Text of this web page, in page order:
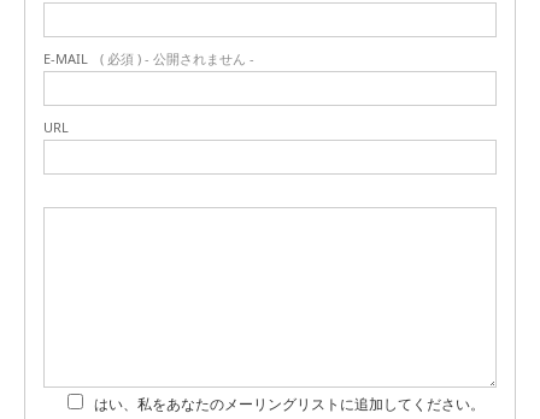
E-MAIL ( 必須 ) - 公開されません -
URL
はい、私をあなたのメーリングリストに追加してください。